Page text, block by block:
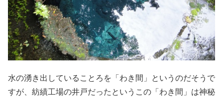
水の湧き出していることろを「わき間」というのだそうで
すが、紡績工場の井戸だったというこの「わき間」は神秘